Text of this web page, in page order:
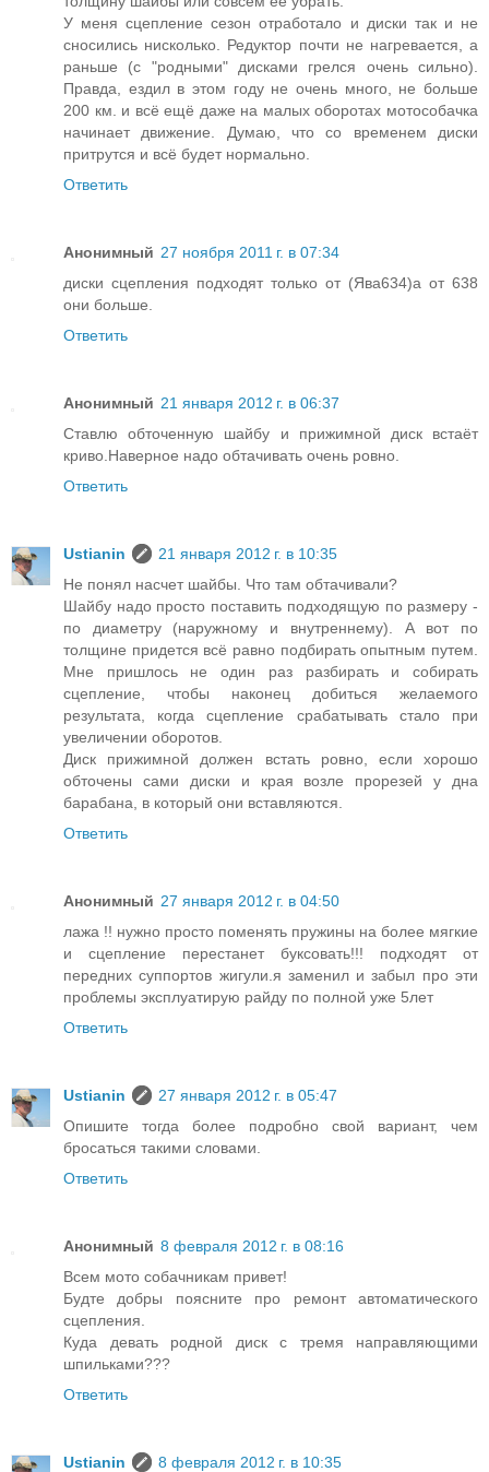
У меня сцепление сезон отработало и диски так и не
сносились нисколько. Редуктор почти не нагревается, а
раньше (с "родными" дисками грелся очень сильно).
Правда, ездил в этом году не очень много, не больше
200 км. и всё ещё даже на малых оборотах мотособачка
начинает движение. Думаю, что со временем диски
притрутся и всё будет нормально.
Ответить
Анонимный 27 ноября 2011 г. в 07:34
диски сцепления подходят только от (Ява634)а от 638
они больше.
Ответить
Анонимный 21 января 2012 г. в 06:37
Ставлю обточенную шайбу и прижимной диск встаёт
криво.Наверное надо обтачивать очень ровно.
Ответить
Ustianin
21 января 2012 г. в 10:35
Не понял насчет шайбы. Что там обтачивали?
Шайбу надо просто поставить подходящую по размеру -
по диаметру (наружному и внутреннему). А вот по
толщине придется всё равно подбирать опытным путем.
Мне пришлось не один раз разбирать и собирать
сцепление, чтобы наконец добиться желаемого
результата, когда сцепление срабатывать стало при
увеличении оборотов.
Диск прижимной должен встать ровно, если хорошо
обточены сами диски и края возле прорезей у дна
барабана, в который они вставляются.
Ответить
Анонимный 27 января 2012 г. в 04:50
лажа !! нужно просто поменять пружины на более мягкие
и сцепление перестанет буксовать!!! подходят от
передних суппортов жигули.я заменил и забыл про эти
проблемы эксплуатирую райду по полной уже 5лет
Ответить
Ustianin
27 января 2012 г. в 05:47
Опишите тогда более подробно свой вариант, чем
бросаться такими словами.
Ответить
Анонимный 8 февраля 2012 г. в 08:16
Всем мото собачникам привет!
Будте добры поясните про ремонт автоматического
сцепления.
Куда девать родной диск с тремя направляющими
шпильками???
Ответить
Ustianin
8 февраля 2012 г. в 10:35